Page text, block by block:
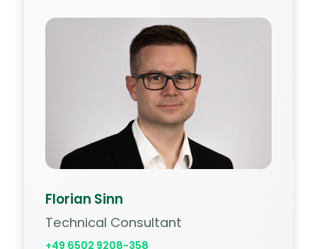
Florian Sinn
Technical Consultant
+49 6502 9208-358